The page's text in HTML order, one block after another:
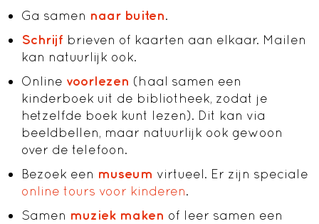
Ga samen naar buiten.
Schrijf brieven of kaarten aan elkaar. Mailen
kan natuurlijk ook.
Online voorlezen (haal samen een
kinderboek uit de bibliotheek, zodat je
hetzelfde boek kunt lezen). Dit kan via
beeldbellen, maar natuurlijk ook gewoon
over de telefoon.
Bezoek een museum virtueel. Er zijn speciale
online tours voor kinderen.
Samen muziek maken of leer samen een